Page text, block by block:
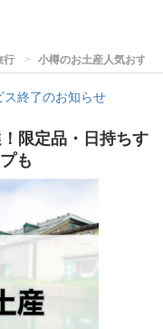
行 小樽のお土産人気おすす
ス終了のお知らせ
限定品・日持ちす
も